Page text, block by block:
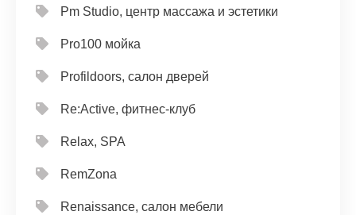
Pm Studio, центр массажа и эстетики
Pro100 мойка
Profildoors, салон дверей
Re:Active, фитнес-клуб
Relax, SPA
RemZona
Renaissance, салон мебели